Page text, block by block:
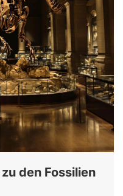
den Fossilien